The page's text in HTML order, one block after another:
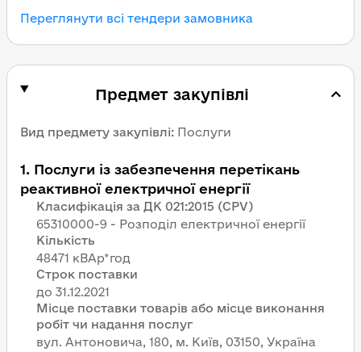
Переглянути всі тендери замовника
Предмет закупівлі
Вид предмету закупівлі: Послуги
1. Послуги із забезпечення перетікань
реактивної електричної енергії
Класифікація за ДК 021:2015 (CPV)
65310000-9 - Розподіл електричної енергії
Кількість
48471 кВАр*год
Строк поставки
Місце поставки товарів або місце виконання
робіт чи надання послуг
вул. Антоновича, 180, м. Київ, 03150, Україна